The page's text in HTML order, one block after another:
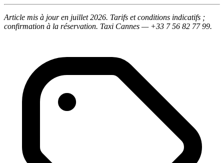
Article mis à jour en juillet 2026. Tarifs et conditions indicatifs ;
confirmation à la réservation. Taxi Cannes — +33 7 56 82 77 99.